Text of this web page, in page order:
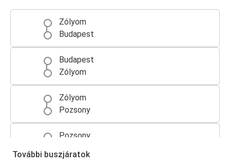
Zólyom
Budapest
Budapest
Zólyom
Zólyom
Pozsony
Pozsony
További buszjáratok